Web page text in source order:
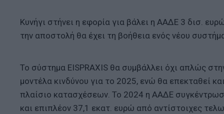
Κυνήγι στήνει η εφορία για βάλει η ΑΑΔΕ 3 δισ.
την αποστολή θα έχει τη βοήθεια ενός νέου
Το σύστημα EISPRAXIS θα συμβάλλει όχι απλώς
μοντέλα κινδύνου για το 2025, ενώ θα επεκταθεί
πλαίσιο κατασχέσεων. Το 2024 η ΑΑΔΕ
και επιπλέον 37,1 εκατ. ευρώ από αντίστοιχες